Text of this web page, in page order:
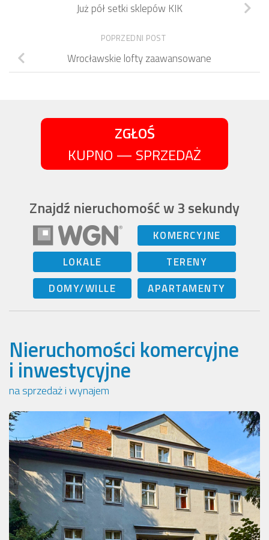
Już pół setki sklepów KIK
POPRZEDNI POST
Wrocławskie lofty zaawansowane
ZGŁOŚ
KUPNO — SPRZEDAŻ
Znajdź nieruchomość w 3 sekundy
KOMERCYJNE
LOKALE
TERENY
DOMY/WILLE
APARTAMENTY
Nieruchomości komercyjne
i inwestycyjne
na sprzedaż i wynajem